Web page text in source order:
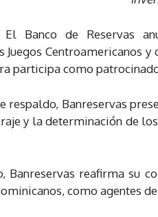
El Banco de Reservas
Juegos Centroamericanos
participa como
respaldo, Banreservas
y la determinación de
Banreservas reafirma su
como agentes